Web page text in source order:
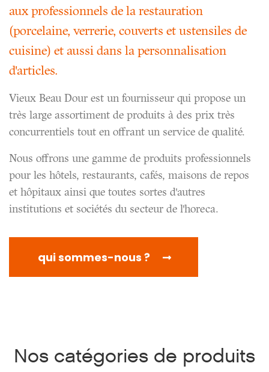
aux professionnels de la restauration
(porcelaine, verrerie, couverts et ustensiles de
cuisine) et aussi dans la personnalisation
d'articles.
Vieux Beau Dour est un fournisseur qui propose un
très large assortiment de produits à des prix très
concurrentiels tout en offrant un service de qualité.
Nous offrons une gamme de produits professionnels
pour les hôtels, restaurants, cafés, maisons de repos
et hôpitaux ainsi que toutes sortes d'autres
institutions et sociétés du secteur de l'horeca.
qui sommes-nous ?
Nos catégories de produits